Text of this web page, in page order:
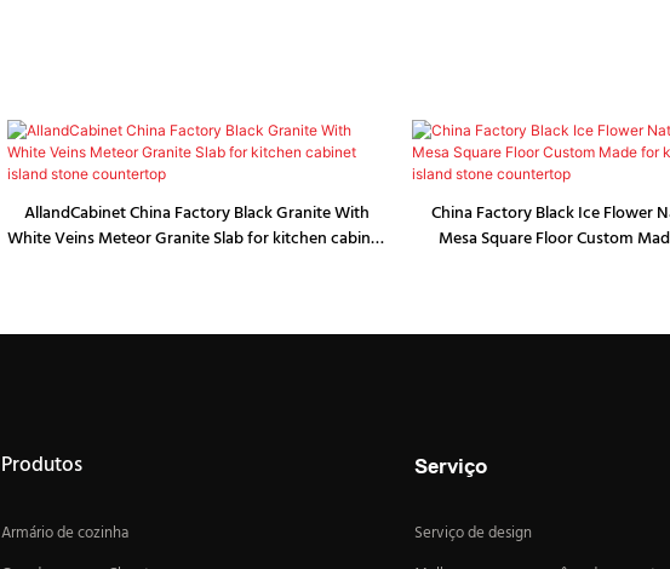
AllandCabinet China Factory Black Granite With
White Veins Meteor Granite Slab for kitchen cabinet
China Factory Black Ice Flower
Mesa Square Floor Custom
Produtos
Armário de cozinha
Serviço
Serviço de design